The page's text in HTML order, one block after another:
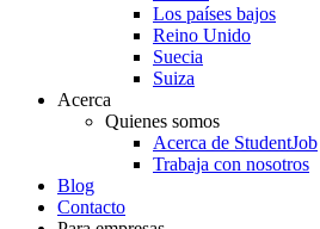
Los países bajos
Reino Unido
Suecia
Suiza
Acerca
Quienes somos
Acerca de StudentJob
Trabaja con nosotros
Blog
Contacto